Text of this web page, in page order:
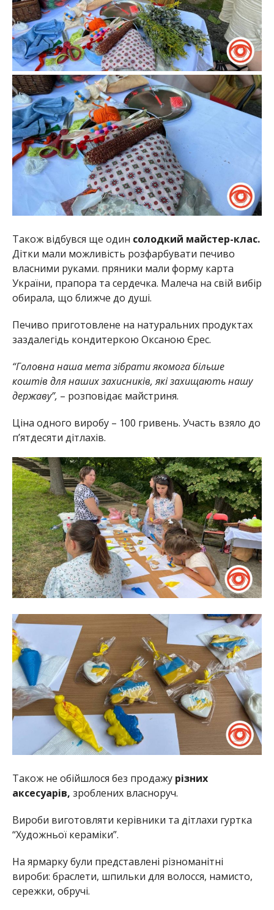
Також відбувся ще один солодкий майстер-клас.
Дітки мали можливість розфарбувати печиво
власними руками. пряники мали форму карта
України, прапора та сердечка. Малеча на свій вибір
обирала, що ближче до душі.
Печиво приготовлене на натуральних продуктах
заздалегідь кондитеркою Оксаною Єрес.
“Головна наша мета зібрати якомога більше
коштів для наших захисників, які захищають нашу
державу”, – розповідає майстриня.
Ціна одного виробу – 100 гривень. Участь взяло до
п’ятдесяти дітлахів.
Також не обійшлося без продажу різних
аксесуарів, зроблених власноруч.
Вироби виготовляти керівники та дітлахи гуртка
“Художньої кераміки”.
На ярмарку були представлені різноманітні
вироби: браслети, шпильки для волосся, намисто,
сережки, обручі.